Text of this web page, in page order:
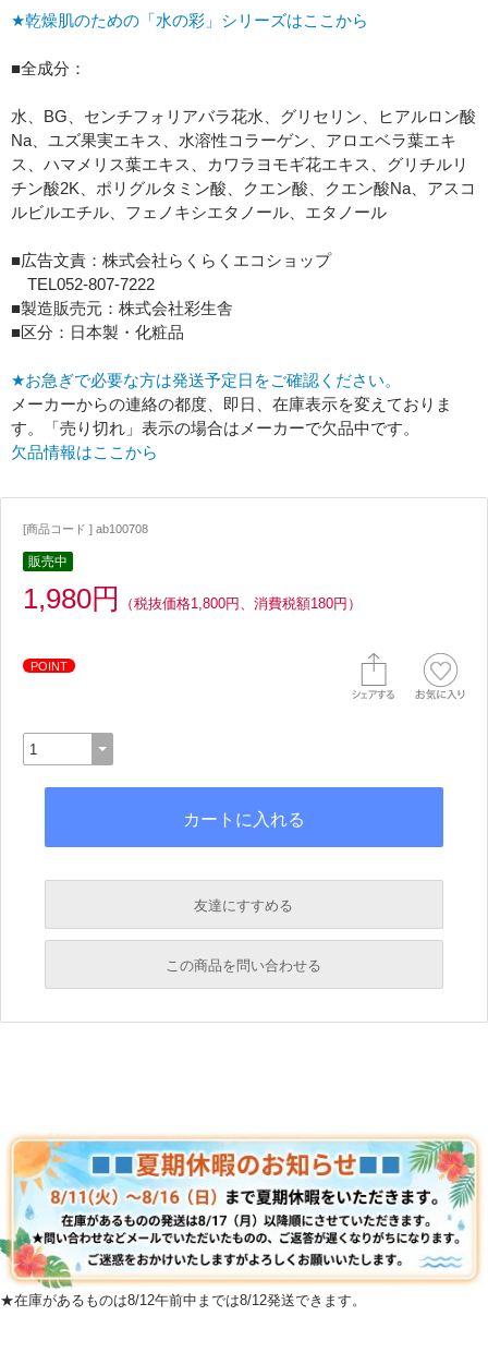
★乾燥肌のための「水の彩」シリーズはここから
■全成分：
水、BG、センチフォリアバラ花水、グリセリン、ヒアルロン酸
Na、ユズ果実エキス、水溶性コラーゲン、アロエベラ葉エキ
ス、ハマメリス葉エキス、カワラヨモギ花エキス、グリチルリ
チン酸2K、ポリグルタミン酸、クエン酸、クエン酸Na、アスコ
ルビルエチル、フェノキシエタノール、エタノール
■広告文責：株式会社らくらくエコショップ
TEL052-807-7222
■製造販売元：株式会社彩生舎
■区分：日本製・化粧品
★お急ぎで必要な方は発送予定日をご確認ください。
メーカーからの連絡の都度、即日、在庫表示を変えておりま
す。「売り切れ」表示の場合はメーカーで欠品中です。
欠品情報はここから
[商品コード ] ab100708
販売中
1,980円 （税抜価格1,800円、消費税額180円）
POINT
友達にすすめる
必須
必須
この商品を問い合わせる
必須
★在庫があるものは8/12午前中までは8/12発送できます。